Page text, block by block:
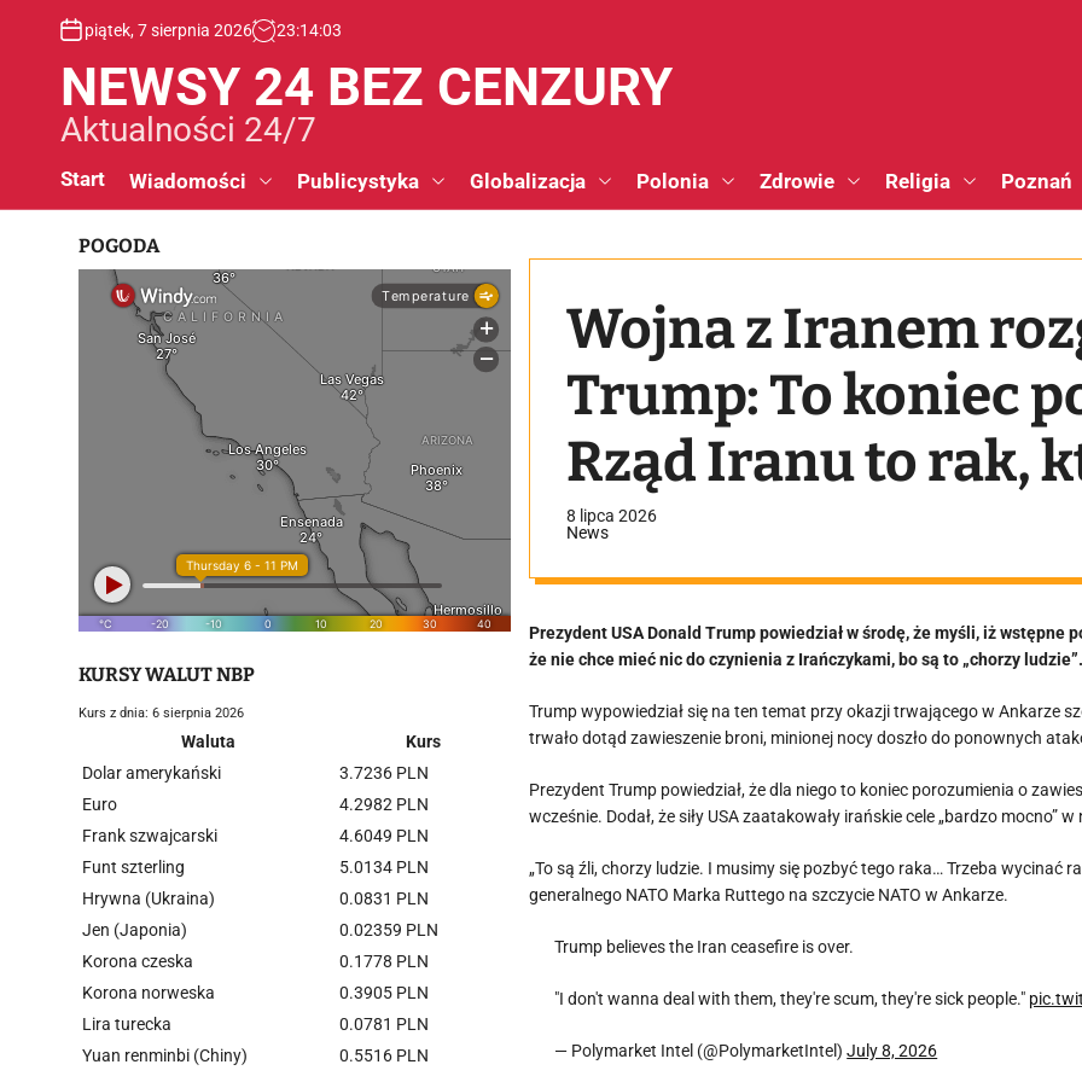
piątek, 7 sierpnia 2026 23:14:04
NEWSY 24 BEZ CENZURY
Aktualności 24/7
Start Wiadomości Publicystyka Globalizacja Polonia Zdrowie Religia Poznań
Wojna z Iranem
Trump: To koniec
Rząd Iranu to rak,
wyciąć
8 lipca 2026
News
Prezydent USA Donald Trump powiedział w środę, że myśli, iż wstępne
że nie chce mieć nic do czynienia z Irańczykami, bo są to „chorzy
Trump wypowiedział się na ten temat przy okazji trwającego w Ankarze
trwało dotąd zawieszenie broni, minionej nocy doszło do ponownych
Prezydent Trump powiedział, że dla niego to koniec porozumienia o
wcześnie. Dodał, że siły USA zaatakowały irańskie cele „bardzo mocno” w
„To są źli, chorzy ludzie. I musimy się pozbyć tego raka… Trzeba wycinać
generalnego NATO Marka Ruttego na szczycie NATO w Ankarze.
Trump believes the Iran ceasefire is over.
"I don't wanna deal with them, they're scum, they're sick people."
— Polymarket Intel (@PolymarketIntel)July 8, 2026
POGODA
KURSY WALUT NBP
Kurs z dnia: 6 sierpnia 2026
Waluta
Kurs
Dolar amerykański
3.7236 PLN
Euro
4.2982 PLN
Frank szwajcarski
4.6049 PLN
Funt szterling
5.0134 PLN
Hrywna (Ukraina)
0.0831 PLN
Jen (Japonia)
0.02359 PLN
Korona czeska
0.1778 PLN
Korona norweska
0.3905 PLN
Lira turecka
0.0781 PLN
Yuan renminbi (Chiny)
0.5516 PLN